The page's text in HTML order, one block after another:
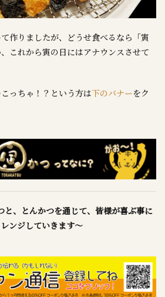
作りましたが、どうせ食べるなら「寅
これから寅の日にはアナウンスさせて
っちゃ！？という方は下のバナーをク
と、とんかつを通じて、皆様が喜ぶ事に
ンジしていきます～